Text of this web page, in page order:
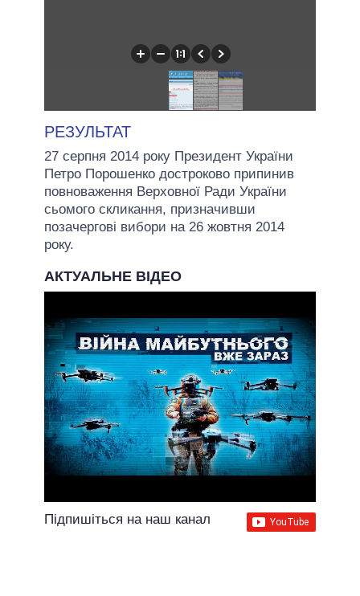
РЕЗУЛЬТАТ
27 серпня 2014 року Президент України
Петро Порошенко достроково припинив
повноваження Верховної Ради України
сьомого скликання, призначивши
позачергові вибори на 26 жовтня 2014
року.
АКТУАЛЬНЕ ВІДЕО
Підпишіться на наш канал